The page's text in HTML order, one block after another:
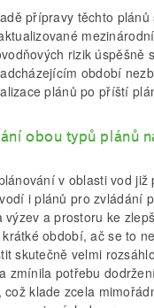
přípravy těchto plánů
rizik úspěšně
období
plánů po příští
obou typů plánů
v oblasti vod již
i plánů pro zvládání
a prostoru ke
období, ač se to
skutečně velmi
zmínila potřebu
klade zcela